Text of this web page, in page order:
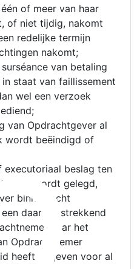
of meer van haar
of niet tijdig, nakomt
redelijke termijn
nakomt;
van betaling
staat van faillissement
wel een verzoek
van Opdrachtgever al
wordt beëindigd of
beslag ten
wordt gelegd,
binnen acht
daartoe strekkend
naar het
Opdrachtnemer
heeft gegeven voor al